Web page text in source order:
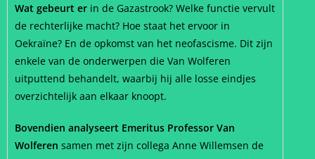
Wat gebeurt er in de Gazastrook? Welke functie vervult
de rechterlijke macht? Hoe staat het ervoor in
Oekraïne? En de opkomst van het neofascisme. Dit zijn
enkele van de onderwerpen die Van Wolferen
uitputtend behandelt, waarbij hij alle losse eindjes
overzichtelijk aan elkaar knoopt.
Bovendien analyseert Emeritus Professor Van
Wolferen samen met zijn collega Anne Willemsen de